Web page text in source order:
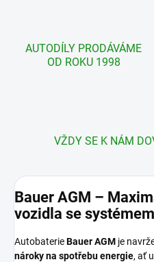
AUTODÍLY PRODÁVÁME
OD ROKU 1998
VŽDY SE K NÁM
Bauer AGM –
vozidla se
AutobaterieBauer AGM je
nároky na spotřebu energie, ať